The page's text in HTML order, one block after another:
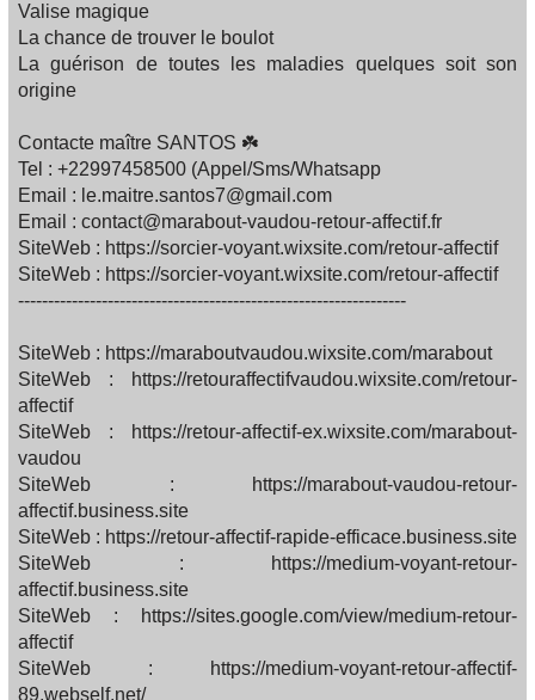
Valise magique
La chance de trouver le boulot
La guérison de toutes les maladies quelques soit son
origine
Contacte maître SANTOS ☘️
Tel : +22997458500 (Appel/Sms/Whatsapp
Email : le.maitre.santos7@gmail.com
Email : contact@marabout-vaudou-retour-affectif.fr
SiteWeb : https://sorcier-voyant.wixsite.com/retour-affectif
SiteWeb : https://sorcier-voyant.wixsite.com/retour-affectif
-----------------------------------------------------------------
SiteWeb : https://maraboutvaudou.wixsite.com/marabout
SiteWeb : https://retouraffectifvaudou.wixsite.com/retour-
affectif
SiteWeb : https://retour-affectif-ex.wixsite.com/marabout-
vaudou
SiteWeb : https://marabout-vaudou-retour-
affectif.business.site
SiteWeb : https://retour-affectif-rapide-efficace.business.site
SiteWeb : https://medium-voyant-retour-
affectif.business.site
SiteWeb : https://sites.google.com/view/medium-retour-
affectif
SiteWeb : https://medium-voyant-retour-affectif-
89.webself.net/